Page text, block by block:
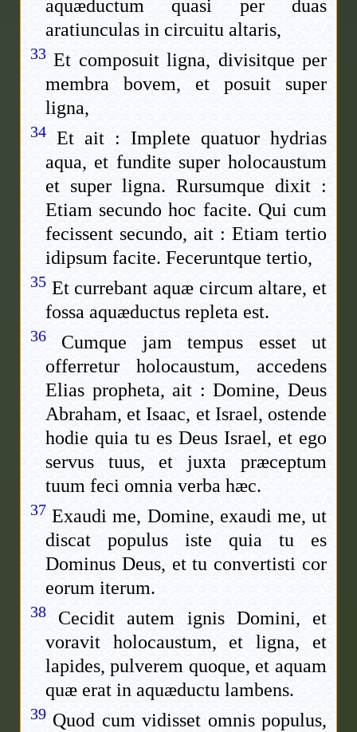
aquæductum quasi per duas
aratiunculas in circuitu altaris,
33 Et composuit ligna, divisitque per
membra bovem, et posuit super
ligna,
34 Et ait : Implete quatuor hydrias
aqua, et fundite super holocaustum
et super ligna. Rursumque dixit :
Etiam secundo hoc facite. Qui cum
fecissent secundo, ait : Etiam tertio
idipsum facite. Feceruntque tertio,
35 Et currebant aquæ circum altare, et
fossa aquæductus repleta est.
36
Cumque jam tempus esset ut
offerretur holocaustum, accedens
Elias propheta, ait : Domine, Deus
Abraham, et Isaac, et Israel, ostende
hodie quia tu es Deus Israel, et ego
servus tuus, et juxta præceptum
tuum feci omnia verba hæc.
37 Exaudi me, Domine, exaudi me, ut
discat populus iste quia tu es
Dominus Deus, et tu convertisti cor
eorum iterum.
38
Cecidit autem ignis Domini, et
voravit holocaustum, et ligna, et
lapides, pulverem quoque, et aquam
quæ erat in aquæductu lambens.
39 Quod cum vidisset omnis populus,